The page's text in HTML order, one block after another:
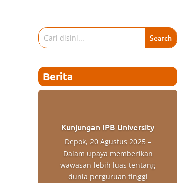
Berita
Kunjungan IPB University
Depok, 20 Agustus 2025 –
Dalam upaya memberikan
wawasan lebih luas tentang
dunia perguruan tinggi